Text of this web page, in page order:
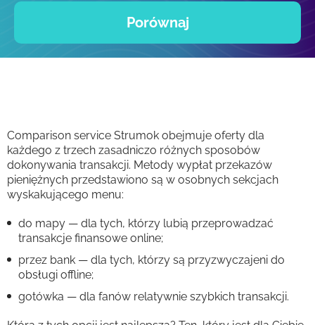
Porównaj
Comparison service Strumok obejmuje oferty dla
każdego z trzech zasadniczo różnych sposobów
dokonywania transakcji. Metody wypłat przekazów
pieniężnych przedstawiono są w osobnych sekcjach
wyskakującego menu:
do mapy — dla tych, którzy lubią przeprowadzać
transakcje finansowe online;
przez bank — dla tych, którzy są przyzwyczajeni do
obsługi offline;
gotówka — dla fanów relatywnie szybkich transakcji.